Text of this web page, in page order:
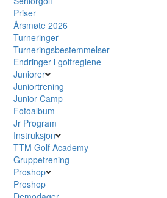
Priser
Årsmøte 2026
Turneringer
Turneringsbestemmelser
Endringer i golfreglene
Juniorer
Juniortrening
Junior Camp
Fotoalbum
Jr Program
Instruksjon
TTM Golf Academy
Gruppetrening
Proshop
Proshop